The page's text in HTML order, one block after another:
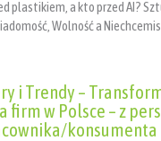
plastikiem, a kto przed AI?
Wolność a
i Trendy –
firm w Polsce – z
konsumenta